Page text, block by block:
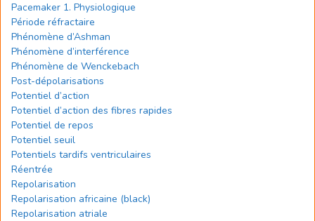
Pacemaker 1. Physiologique
Période réfractaire
Phénomène d’Ashman
Phénomène d’interférence
Phénomène de Wenckebach
Post-dépolarisations
Potentiel d’action
Potentiel d’action des fibres rapides
Potentiel de repos
Potentiel seuil
Potentiels tardifs ventriculaires
Réentrée
Repolarisation
Repolarisation africaine (black)
Repolarisation atriale